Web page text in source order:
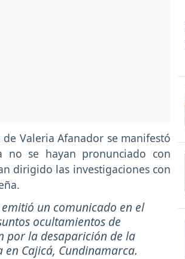
Valeria Afanador se manifestó
se hayan pronunciado con
dirigido las investigaciones con
un comunicado en el
ocultamientos de
por la desaparición de la
Cajicá, Cundinamarca.